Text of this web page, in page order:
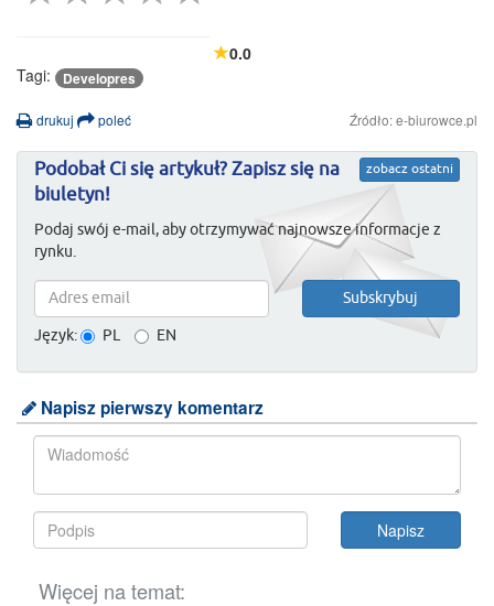
0.0
Tagi:
Developres
drukuj poleć Źródło: e-biurowce.pl
zobacz ostatni
Podobał Ci się artykuł? Zapisz się na
biuletyn!
Podaj swój e-mail, aby otrzymywać najnowsze informacje z
rynku.
Język: PL EN
Napisz pierwszy komentarz
Więcej na temat: